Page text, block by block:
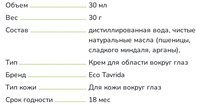
Объем
30 мл
Вес
30 г
Состав
дистиллированная вода, чистые
натуральные масла (пшеницы,
сладкого миндаля, арганы),
гиалуроновая кислота, витамин Е,
натуральные экстракты (ромашки и
вербены), полифенолы косточек
винограда, натрия гиалуронат, оливем
1000, подготовленное вино
Развернуть состав
Тип
Крем для области вокруг глаз
Бренд
Eco Tavrida
Тип кожи
Для кожи вокруг глаз
Срок годности
18 мес